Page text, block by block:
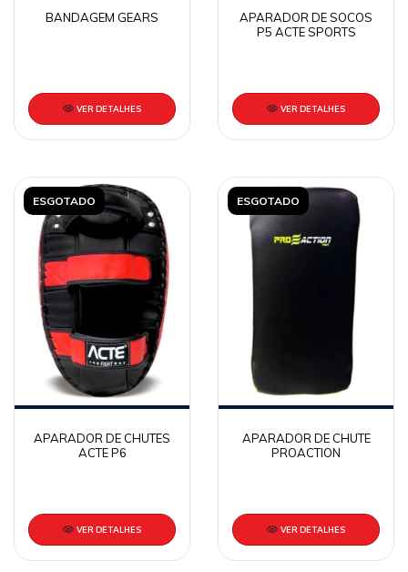
BANDAGEM GEARS
VER DETALHES
APARADOR DE SOCOS
P5 ACTE SPORTS
VER DETALHES
ESGOTADO
APARADOR DE CHUTES
ACTE P6
VER DETALHES
ESGOTADO
APARADOR DE CHUTE
PROACTION
VER DETALHES